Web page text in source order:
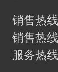
销售热
销售热
服务热